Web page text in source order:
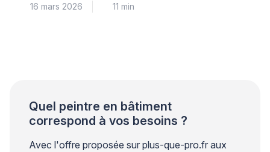
propriétaires. Ce phénomène trouve son origine dans
16 mars 2026 11 min
Quel peintre en bâtiment
correspond à vos besoins ?
Avec l'offre proposée sur plus-que-pro.fr aux